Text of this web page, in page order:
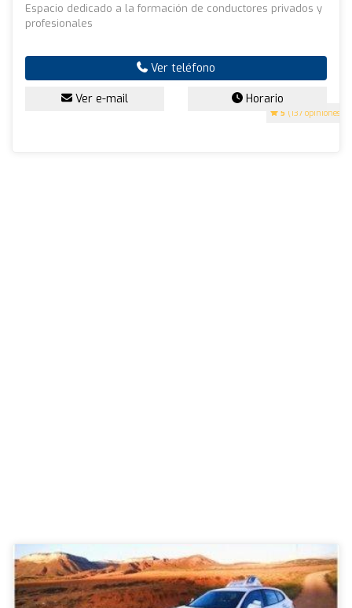
5 (137 opiniones)
Espacio dedicado a la formación de conductores privados y
profesionales
Ver teléfono
Ver e-mail Horario